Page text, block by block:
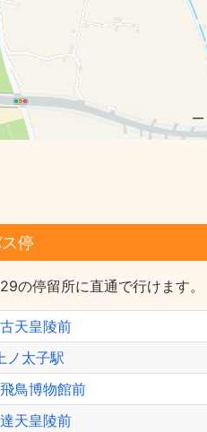
停
の停留所に直通で行けます。
天皇陵前
ノ太子駅
鳥博物館前
天皇陵前